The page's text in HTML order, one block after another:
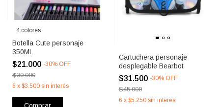
4 colores
Botella Cute personaje
350ML
$21.000 -30% OFF
$30.000
6 x $3.500 sin interés
Cartuchera personaje
desplegable Bearbot
$31.500 -30% OFF
$45.000
6 x $5.250 sin interés